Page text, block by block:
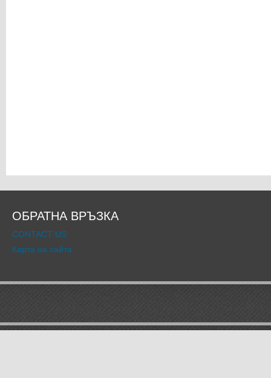
ОБРАТНА ВРЪЗКА
CONTACT US
Карта на сайта